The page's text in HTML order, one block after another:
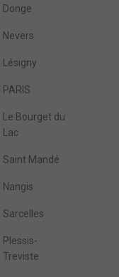
Donge
Nevers
Lésigny
PARIS
Le Bourget du
Lac
Saint Mandé
Nangis
Sarcelles
Plessis-
Treviste